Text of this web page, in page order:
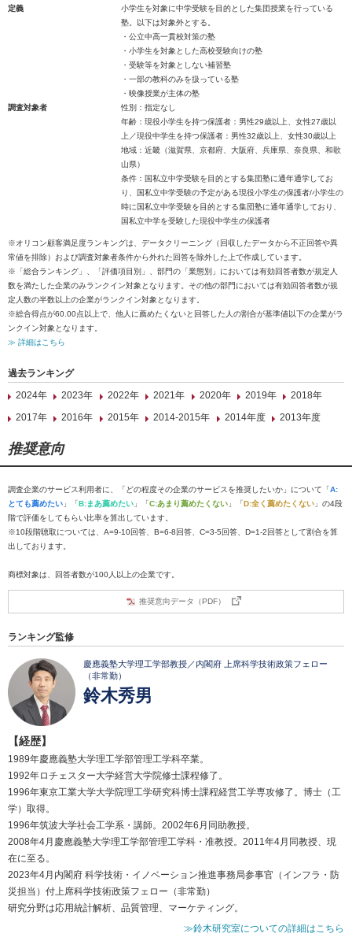
定義
小学生を対象に中学受験を目的とした集団授業を行っている
塾。以下は対象外とする。
・公立中高一貫校対策の塾
・小学生を対象とした高校受験向けの塾
・受験等を対象としない補習塾
・一部の教科のみを扱っている塾
・映像授業が主体の塾
調査対象者
性別：指定なし
年齢：現役小学生を持つ保護者：男性29歳以上、女性27歳以
上／現役中学生を持つ保護者：男性32歳以上、女性30歳以上
地域：近畿（滋賀県、京都府、大阪府、兵庫県、奈良県、和歌
山県）
条件：国私立中学受験を目的とする集団塾に通年通学してお
り、国私立中学受験の予定がある現役小学生の保護者/小学生の
時に国私立中学受験を目的とする集団塾に通年通学しており、
国私立中学を受験した現役中学生の保護者
※オリコン顧客満足度ランキングは、データクリーニング（回収したデータから不正回答や異
常値を排除）および調査対象者条件から外れた回答を除外した上で作成しています。
※「総合ランキング」、「評価項目別」、部門の「業態別」においては有効回答者数が規定人
数を満たした企業のみランクイン対象となります。その他の部門においては有効回答者数が規
定人数の半数以上の企業がランクイン対象となります。
※総合得点が60.00点以上で、他人に薦めたくないと回答した人の割合が基準値以下の企業がラ
ンクイン対象となります。
≫ 詳細はこちら
過去ランキング
2024年
2023年 2022年 2021年 2020年 2019年
2018年
2017年
2016年 2015年 2014-2015年 2014年度 2013年度
推奨意向
調査企業のサービス利用者に、「どの程度その企業のサービスを推奨したいか」について「A:
とても薦めたい 」「B:まあ薦めたい 」「C:あまり薦めたくない 」「D:全く薦めたくない 」の4段
階で評価をしてもらい比率を算出しています。
※10段階聴取については、A=9-10回答、B=6-8回答、C=3-5回答、D=1-2回答として割合を算
出しております。
商標対象は、回答者数が100人以上の企業です。
推奨意向データ（PDF）
ランキング監修
慶應義塾大学理工学部教授／内閣府 上席科学技術政策フェロー
（非常勤）
鈴木秀男
【経歴】
1989年慶應義塾大学理工学部管理工学科卒業。
1992年ロチェスター大学経営大学院修士課程修了。
1996年東京工業大学大学院理工学研究科博士課程経営工学専攻修了。博士（工
学）取得。
1996年筑波大学社会工学系・講師。2002年6月同助教授。
2008年4月慶應義塾大学理工学部管理工学科・准教授。2011年4月同教授、現
在に至る。
2023年4月内閣府 科学技術・イノベーション推進事務局参事官（インフラ・防
災担当）付上席科学技術政策フェロー（非常勤）
研究分野は応用統計解析、品質管理、マーケティング。
≫鈴木研究室についての詳細はこちら